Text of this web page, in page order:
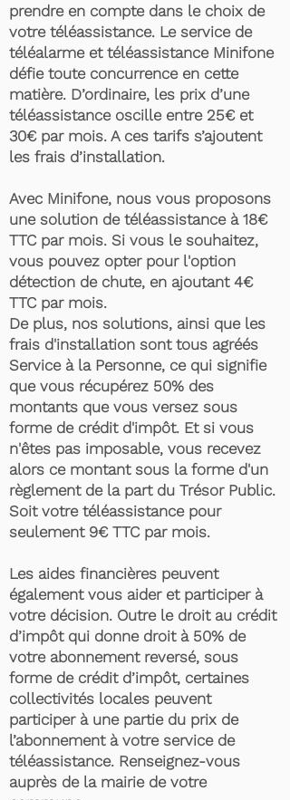
prendre en compte dans le choix de
votre téléassistance. Le service de
téléalarme et téléassistance Minifone
défie toute concurrence en cette
matière. D’ordinaire, les prix d’une
téléassistance oscille entre 25€ et
30€ par mois. A ces tarifs s’ajoutent
les frais d’installation.
Avec Minifone, nous vous proposons
une solution de téléassistance à 18€
TTC par mois. Si vous le souhaitez,
vous pouvez opter pour l'option
détection de chute, en ajoutant 4€
TTC par mois.
De plus, nos solutions, ainsi que les
frais d'installation sont tous agréés
Service à la Personne, ce qui signifie
que vous récupérez 50% des
montants que vous versez sous
forme de crédit d'impôt. Et si vous
n'êtes pas imposable, vous recevez
alors ce montant sous la forme d'un
règlement de la part du Trésor Public.
Soit votre téléassistance pour
seulement 9€ TTC par mois.
Les aides financières peuvent
également vous aider et participer à
votre décision. Outre le droit au crédit
d’impôt qui donne droit à 50% de
votre abonnement reversé, sous
forme de crédit d’impôt, certaines
collectivités locales peuvent
participer à une partie du prix de
l’abonnement à votre service de
téléassistance. Renseignez-vous
auprès de la mairie de votre